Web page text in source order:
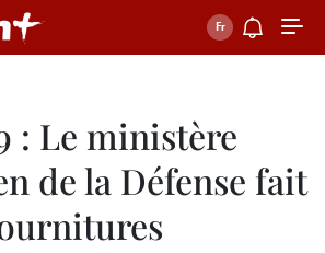
: Le ministère
de la Défense fait